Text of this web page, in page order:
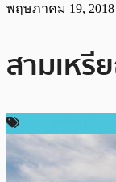
พฤษภาคม 19, 2018
สามเห